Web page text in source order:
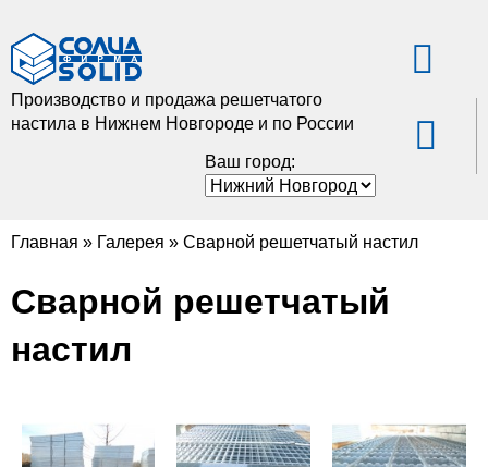
Производство и продажа решетчатого
настила в Нижнем Новгороде и по России
Ваш город:
Главная » Галерея » Сварной решетчатый настил
Сварной решетчатый
настил